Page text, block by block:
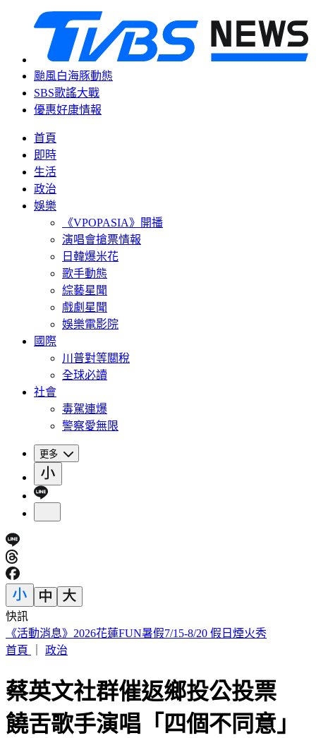
颱風白海豚動態
SBS歌謠大戰
優惠好康情報
首頁
即時
生活
政治
娛樂
《VPOPASIA》開播
演唱會搶票情報
日韓爆米花
歌手動態
綜藝星聞
戲劇星聞
娛樂電影院
國際
川普對等關稅
全球必讀
社會
毒駕連爆
警察愛無限
更多
快訊
漢光演習出包！民用貨車運彈藥掉落 105榴彈砲滿地滾
首頁
政治
蔡英文社群催返鄉投公投票
饒舌歌手演唱「四個不同意」